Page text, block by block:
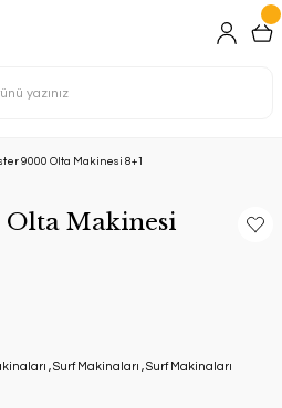
9000 Olta Makinesi 8+1
Olta Makinesi
,Surf Makinaları ,Surf Makinaları